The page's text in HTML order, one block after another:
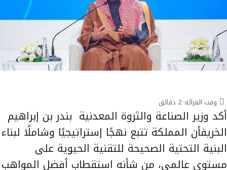
وقت القرائه: 2 دقائق
أكد وزير الصناعة والثروة المعدنية بندر بن إبراهيم
الخريفأن المملكة تتبع نهجًا إستراتيجيًا وشاملًا لبناء
البنية التحتية الصحيحة للتقنية الحيوية على
مستوى عالمي، من شأنه استقطاب أفضل المواهب